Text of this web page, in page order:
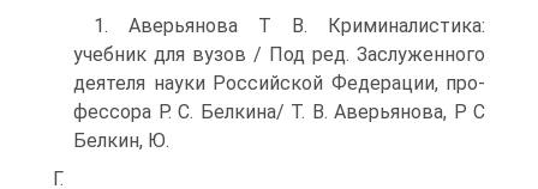
1. Аверьянова T В. Криминалистика:
учебник для вузов / Под ред. Заслуженного
деятеля науки Российской Федерации, про­
фессора P. С. Белкина/ Т. В. Аверьянова, P C
Белкин, Ю.
Г.